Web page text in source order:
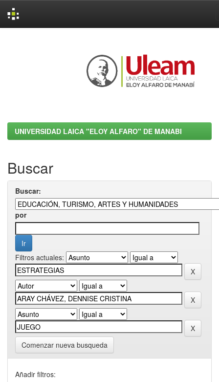
UNIVERSIDAD LAICA "ELOY ALFARO" DE MANABI
Buscar
Buscar:
por
Filtros actuales:
Comenzar nueva busqueda
Añadir filtros: